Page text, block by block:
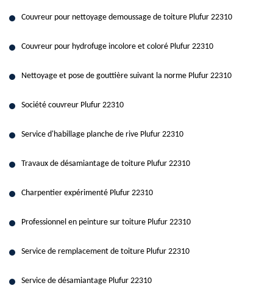
Couvreur pour nettoyage demoussage de toiture Plufur 22310
Couvreur pour hydrofuge incolore et coloré Plufur 22310
Nettoyage et pose de gouttière suivant la norme Plufur 22310
Société couvreur Plufur 22310
Service d'habillage planche de rive Plufur 22310
Travaux de désamiantage de toiture Plufur 22310
Charpentier expérimenté Plufur 22310
Professionnel en peinture sur toiture Plufur 22310
Service de remplacement de toiture Plufur 22310
Service de désamiantage Plufur 22310